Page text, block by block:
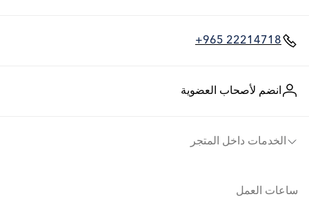
+965 22214718
انضم لأصحاب العضوية
الخدمات داخل المتجر
ساعات العمل